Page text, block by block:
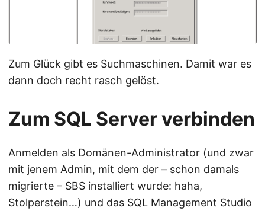
Zum Glück gibt es Suchmaschinen. Damit war es
dann doch recht rasch gelöst.
Zum SQL Server verbinden
Anmelden als Domänen-Administrator (und zwar
mit jenem Admin, mit dem der – schon damals
migrierte – SBS installiert wurde: haha,
Stolperstein…) und das SQL Management Studio